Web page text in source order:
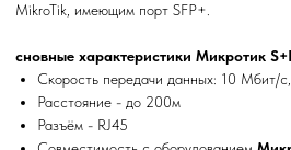
MikroTik, имеющим порт SFP+.
сновные характеристики Микротик
Скорость передачи данных: 10 Мбит/
Расстояние - до 200м
Разъём - RJ45